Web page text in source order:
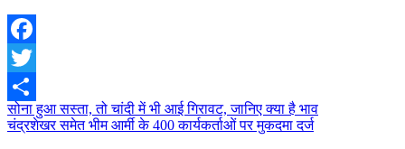
Facebook
Twitter
Share
Post
navigation
सोना हुआ सस्ता, तो चांदी में भी आई गिरावट, जानिए क्या है भाव
चंद्रशेखर समेत भीम आर्मी के 400 कार्यकर्ताओं पर मुकदमा दर्ज